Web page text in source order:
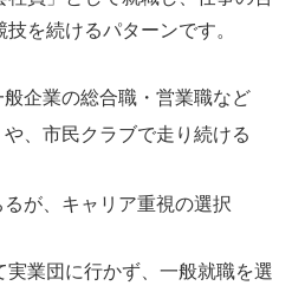
を続けるパターンです。
企業の総合職・営業職など
、市民クラブで走り続ける
が、キャリア重視の選択
業団に行かず、一般就職を選